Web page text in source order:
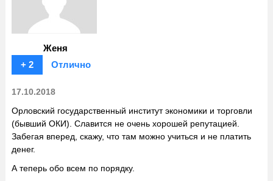
Женя
+ 2
Отлично
17.10.2018
Орловский государственный институт экономики и торговли
(бывший ОКИ). Славится не очень хорошей репутацией.
Забегая вперед, скажу, что там можно учиться и не платить
денег.
А теперь обо всем по порядку.